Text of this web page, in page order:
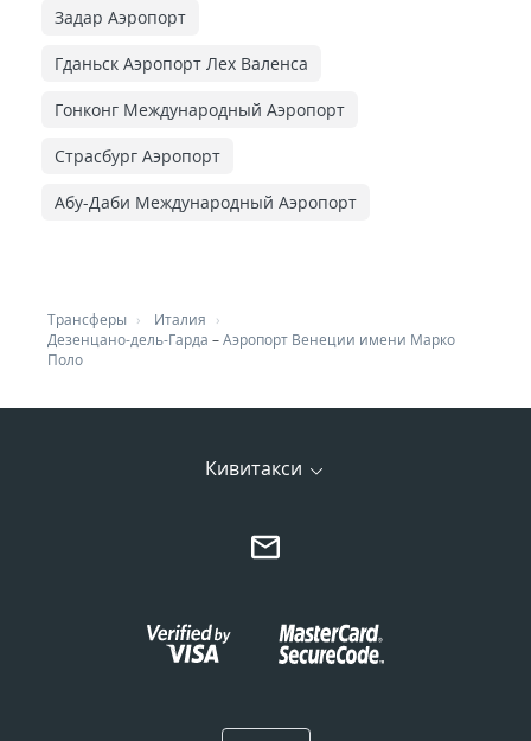
Задар Аэропорт
Гданьск Аэропорт Лех Валенса
Гонконг Международный Аэропорт
Страсбург Аэропорт
Абу-Даби Международный Аэропорт
Трансферы
Италия
Дезенцано-дель-Гарда –Аэропорт Венеции имени Марко
Поло
Кивитакси